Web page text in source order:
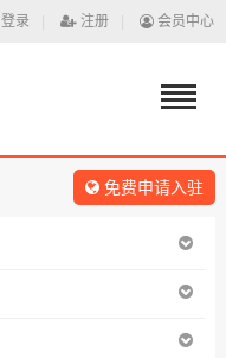
登录 注册 会员中心
免费申请入驻